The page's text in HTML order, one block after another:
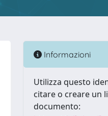
Informazioni
Utilizza questo
citare o creare un
documento: